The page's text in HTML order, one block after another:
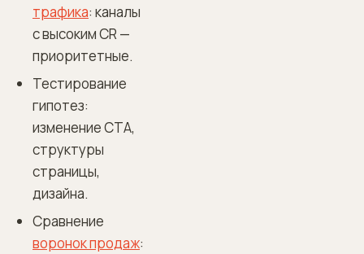
трафика: каналы
с высоким CR —
приоритетные.
Тестирование
гипотез:
изменение CTA,
структуры
страницы,
дизайна.
Сравнение
воронок продаж: